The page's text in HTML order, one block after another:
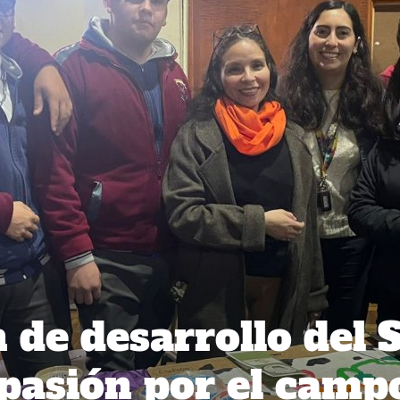
de desarrollo del
por el